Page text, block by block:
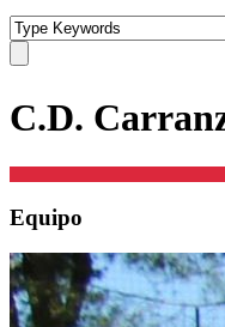
C.D.
Equipo